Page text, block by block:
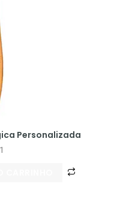
Personalizada